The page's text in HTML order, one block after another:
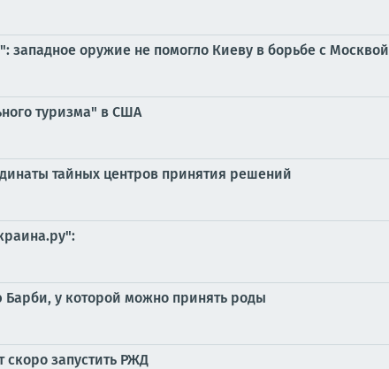
западное оружие не помогло Киеву в борьбе с Москвой
туризма" в США
тайных центров принятия решений
у которой можно принять роды
запустить РЖД